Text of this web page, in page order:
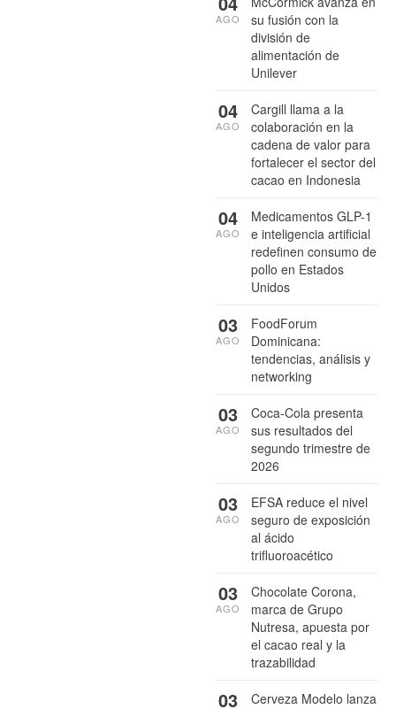
su fusión con la
división de
alimentación de
Unilever
AGO
Cargill llama a la
colaboración en la
cadena de valor para
fortalecer el sector del
cacao en Indonesia
04
AGO
Medicamentos GLP-1
e inteligencia artificial
redefinen consumo de
pollo en Estados
Unidos
04
AGO
FoodForum
Dominicana:
tendencias, análisis y
networking
03
AGO
Coca-Cola presenta
sus resultados del
segundo trimestre de
2026
03
AGO
EFSA reduce el nivel
seguro de exposición
al ácido
trifluoroacético
03
AGO
Chocolate Corona,
marca de Grupo
Nutresa, apuesta por
el cacao real y la
trazabilidad
03
AGO
Cerveza Modelo lanza
03